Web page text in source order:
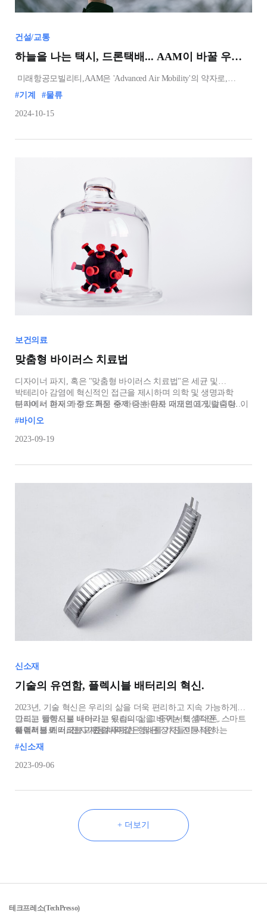
건설/교통
하늘을 나는 택시, 드론택배... AAM이 바꿀 우리의 일상
미래항공모빌리티,AAM은 'Advanced Air Mobility'의 약자로,
기존의 항공 서비스가 닿지 않는 지역을 연결하는 새로운 이동
수단입니다. 도시 내에서 수직 이착륙이 가능한 항공기를 이용하여
단거리 이동을 제공하는 도심항공모빌리티(UAM)와, 도시 간 또는
#기계 #물류
2024-10-15
보건의료
맞춤형 바이러스 치료법
디자이너 파지, 혹은 "맞춤형 바이러스 치료법"은 세균 및
박테리아 감염에 혁신적인 접근을 제시하며 의학 및 생명과학
분야에서 현재 가장 뜨거운 주제 중 하나로 떠오르고 있습니다. 이
기술은 특정 세균을 정확하게 공격하고 제어하기 위해 맞춤형으로
설계된 바이러스를 사용하는 방법을 의미합니다.
디자이너 파지의 주요 특징 중 하나는 환자 개개인에게 맞춤형
치료
#바이오
2023-09-19
신소재
기술의 유연함, 플렉시블 배터리의 혁신.
2023년, 기술 혁신은 우리의 삶을 더욱 편리하고 지속 가능하게
만드는 방향으로 나아가고 있습니다. 그 중에서도 휴대폰, 스마트
웨어러블 기기, 전자 자동차와 같은 많은 장치들이 사용하는
배터리 기술은 지속적인 발전이 요구되는 분야입니다.
그리고 플렉시블 배터리는 우리의 삶을 바꾸는 핵심적인
해결책으로 떠오르고 있습니다.
플렉시블 배터리는 기존의 뚜렷한 형태를 가진 전통적인
배터리와는
#신소재
2023-09-06
+ 더보기
테크프레소(TechPresso)